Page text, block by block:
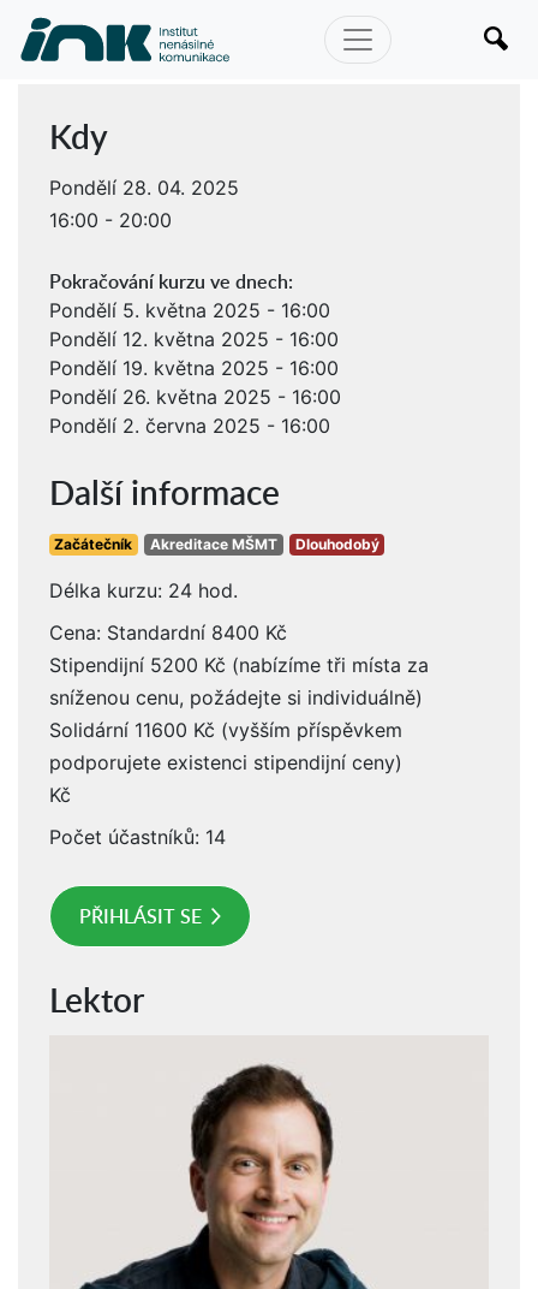
Kdy
Pondělí 28. 04. 2025
16:00 - 20:00
Pokračování kurzu ve dnech:
Pondělí 5. května 2025 - 16:00
Pondělí 12. května 2025 - 16:00
Pondělí 19. května 2025 - 16:00
Pondělí 26. května 2025 - 16:00
Pondělí 2. června 2025 - 16:00
Další informace
Začátečník Akreditace MŠMT Dlouhodobý
Délka kurzu: 24 hod.
Cena: Standardní 8400 Kč
Stipendijní 5200 Kč (nabízíme tři místa za
sníženou cenu, požádejte si individuálně)
Solidární 11600 Kč (vyšším příspěvkem
podporujete existenci stipendijní ceny)
Kč
Počet účastníků: 14
PŘIHLÁSIT SE
Lektor